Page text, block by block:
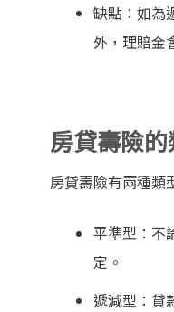
缺點：如為
外，理賠金
房貸壽險
房貸壽險有兩種類
平準型：不
定。
遞減型：貸